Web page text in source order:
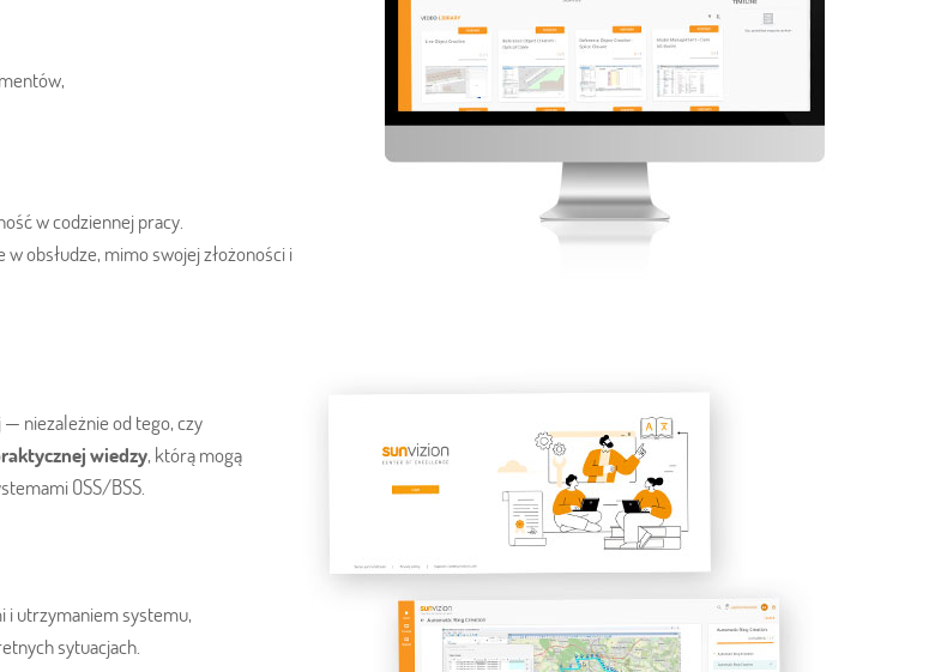
w codziennej pracy.
obsłudze, mimo swojej złożoności i
niezależnie od tego, czy
wiedzy, którą mogą
OSS/BSS.
i utrzymaniem systemu,
sytuacjach.